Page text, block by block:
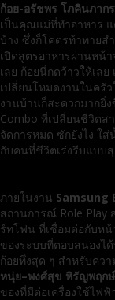
ก้อย-อรัชพร โภคินภากร
เป็นคุณแม่ที่ทำอาหาร แ
บ้าง ซึ่งก็โคตรท้าทายส
เปิดสูตรอาหารผ่านหน้
เลย ก้อยนี่กดว้าวให้เล
เปลี่ยนโหมดงานในครัว
งานบ้านก็สะดวกมากยิ่ง
Combo ที่เปลี่ยนชีวิตส
จัดการหมด ซักยังไง ใส่
กับคนที่ชีวิตเร่งรีบแบบสุ
ภายในงาน Samsung
สถานการณ์ Role Play
ร์ทโฟน ที่เชื่อมต่อกับหน้
ของระบบที่ตอบสนองไ
ก้อยทึ่งสุด ๆ สำหรับคว
หนุ่ย–พงศ์สุข หิรัญพฤกษ์
ของที่มีต่อเครื่องใช้ไฟ